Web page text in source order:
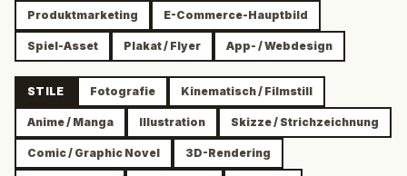
Produktmarketing E-Commerce-Hauptbild
Spiel-Asset Plakat / Flyer App- / Webdesign
STILE Fotografie Kinematisch / Filmstill
Anime / Manga Illustration Skizze / Strichzeichnung
Comic / Graphic Novel 3D-Rendering